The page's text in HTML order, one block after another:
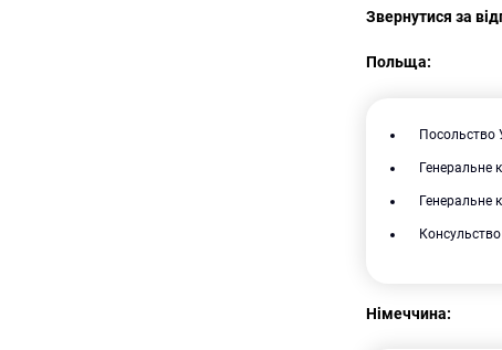
Звернутися за
Польща:
Посольство
Генеральне
Генеральне
Консульство
Німеччина: